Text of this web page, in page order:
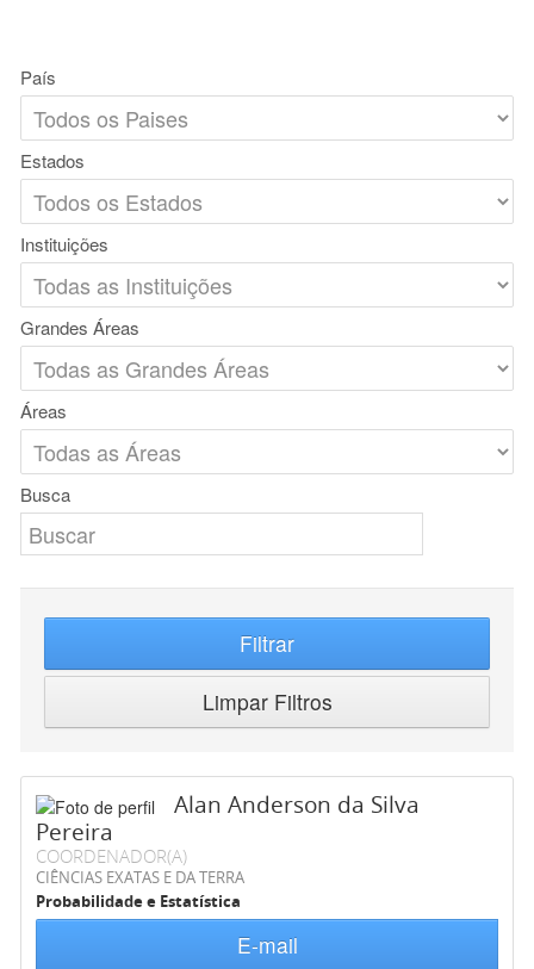
País
Estados
Instituições
Grandes Áreas
Áreas
Busca
Filtrar
Limpar Filtros
Alan Anderson da Silva
Pereira
COORDENADOR(A)
CIÊNCIAS EXATAS E DA TERRA
Probabilidade e Estatística
E-mail